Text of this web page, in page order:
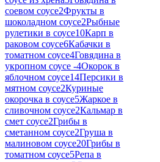
соевом соусе2Фрукты в
шоколадном соусе2Рыбные
рулетики в соусе10Карп в
раковом соусе6Кабачки в
томатном соусе4Говядина в
укропном соусе -4Окорок в
яблочном соусе14Персики в
мятном соусе2Куриные
окорочка в соусе5Жаркое в
сливочном соусе2Кальмар в
смет соусе2Грибы в
сметанном соусе2Груша в
малиновом соусе20Грибы в
томатном соусе5Репа в